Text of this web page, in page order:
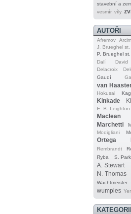
stavební a
vesmír víly
AUTOŘI
Afremov
J. Brueghel st.
P. Brueghel st.
Dalí
David
Delacroix
Gaudí
van
Hokusai
Kinkade
E. B. Leighton
Maclean
Marchetti
Modigliani
Ortega
Rembrandt
Ryba S. Park
A. Stewart
N. Thomas
Wachtmeister
wumples